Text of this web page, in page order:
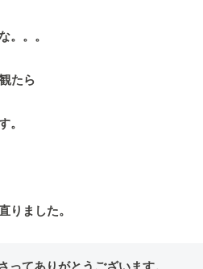
。。。
たら
。
りました。
ってありがとうございます。